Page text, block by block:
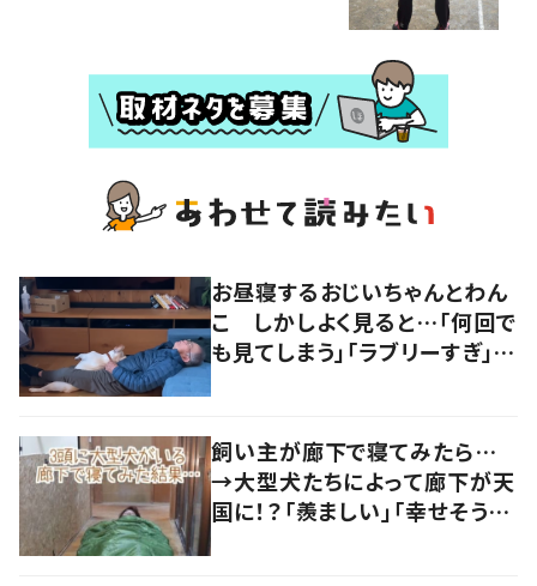
お昼寝するおじいちゃんとわん
こ しかしよく見ると…「何回で
も見てしまう」「ラブリーすぎ」の
飼い主が廊下で寝てみたら…
→大型犬たちによって廊下が天
国に！？「羨ましい」「幸せそう」